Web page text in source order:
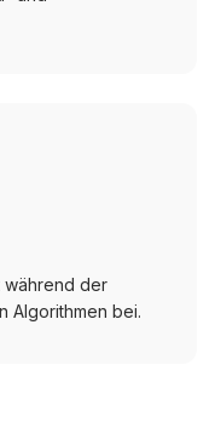
während der
Algorithmen bei.